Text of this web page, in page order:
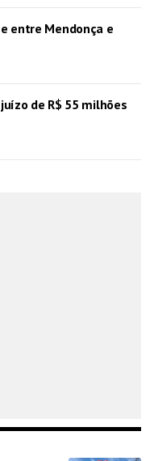
entre Mendonça e
de R$ 55 milhões